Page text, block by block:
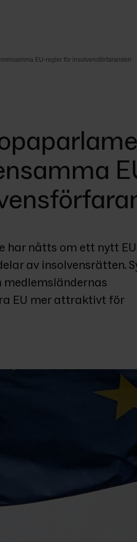
EU-regler för insolvensförfaranden
har nåtts om ett nytt
av insolvensrätten.
EU mer attraktivt för